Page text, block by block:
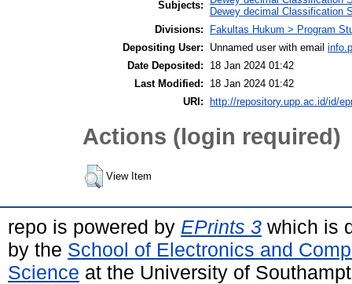
Subjects:
Dewey decimal Classification
Divisions:
Fakultas Hukum > Program
Depositing User:
Unnamed user with email
Date Deposited:
18 Jan 2024 01:42
Last Modified:
18 Jan 2024 01:42
URI:
http://repository.upp.ac.id/id/
Actions (login required)
View Item
repo is powered by EPrints 3 which is
by the School of Electronics and
Science at the University of